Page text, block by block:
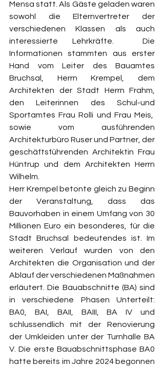
Mensa statt. Als Gäste geladen waren
sowohl die Elternvertreter der
verschiedenen Klassen als auch
interessierte Lehrkräfte.  Die
Informationen stammten aus erster
Hand vom Leiter des Bauamtes
Bruchsal, Herrn Krempel, dem
Architekten der Stadt Herrn Frahm,
den Leiterinnen des Schul-und
Sportamtes Frau Rolli und Frau Meis,
sowie vom ausführenden
Architekturbüro Ruser und Partner, der
geschäftsführenden Architektin Frau
Hüntrup und dem Architekten Herrn
Wilhelm.
Herr Krempel betonte gleich zu Beginn
der Veranstaltung, dass das
Bauvorhaben in einem Umfang von 30
Millionen Euro ein besonderes, für die
Stadt Bruchsal bedeutendes ist. Im
weiteren Verlauf wurden von den
Architekten die Organisation und der
Ablauf der verschiedenen Maßnahmen
erläutert. Die Bauabschnitte (BA) sind
in verschiedene Phasen Unterteilt:
BA0, BAI, BAII, BAIII, BA IV und
schlussendlich mit der Renovierung
der Umkleiden unter der Turnhalle BA
V. Die erste Bauabschnittsphase BA0
hatte bereits im Jahre 2024 begonnen